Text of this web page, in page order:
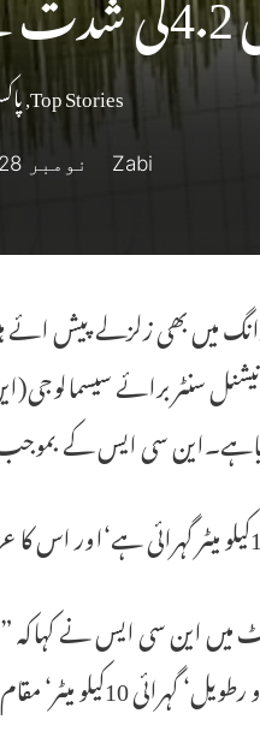
Top Stories
,
Zabi نومبر 28, 2023
میں بھی زلزلے پیش
سی ایس کے بموجب منگل کے روز